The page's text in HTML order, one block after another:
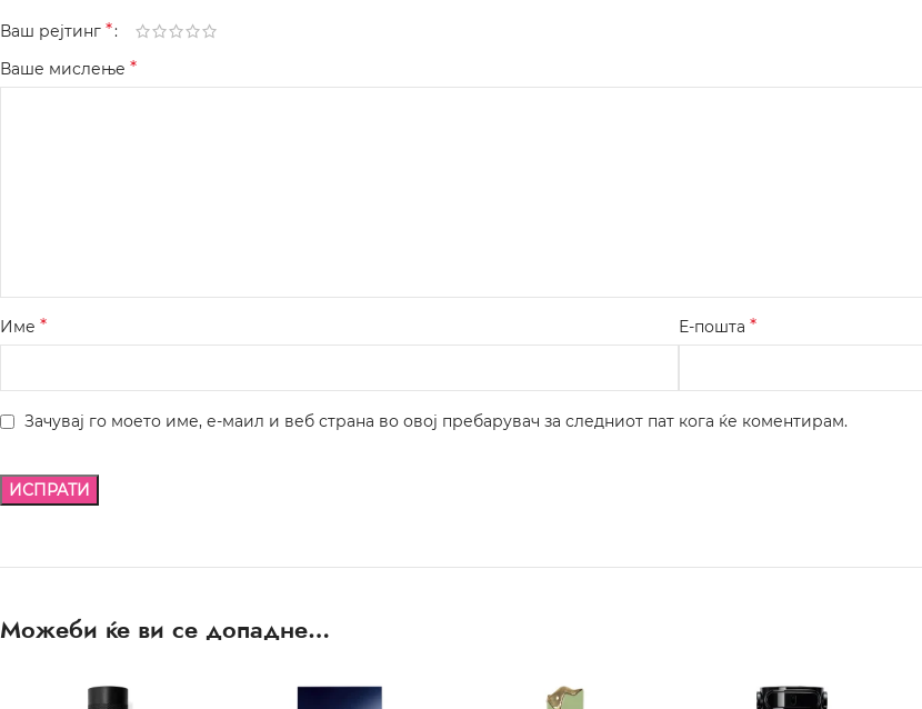
Ваш рејтинг *
Ваше мислење *
Име * Е-пошта *
Зачувај го моето име, е-маил и веб страна во овој пребарувач за следниот пат кога ќе коментирам.
Можеби ќе ви се допадне…